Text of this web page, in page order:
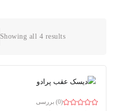
Showing all 4 results
(0) بررسی